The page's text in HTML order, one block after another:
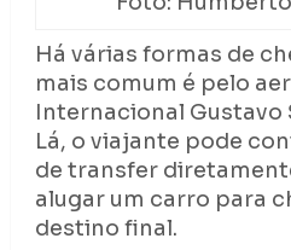
Há várias formas de
mais comum é pelo
Internacional Gustavo
Lá, o viajante pode
de transfer
alugar um carro para
destino final.